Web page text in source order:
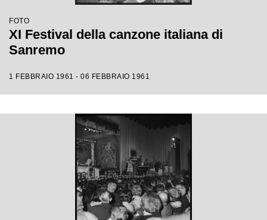
FOTO
XI Festival della canzone italiana di
Sanremo
1 FEBBRAIO 1961 - 06 FEBBRAIO 1961